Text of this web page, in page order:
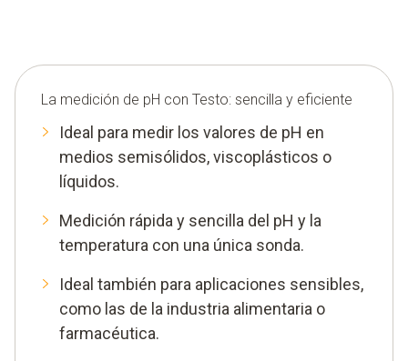
La medición de pH con Testo: sencilla y eficiente
Ideal para medir los valores de pH en
medios semisólidos, viscoplásticos o
líquidos.
Medición rápida y sencilla del pH y la
temperatura con una única sonda.
Ideal también para aplicaciones sensibles,
como las de la industria alimentaria o
farmacéutica.